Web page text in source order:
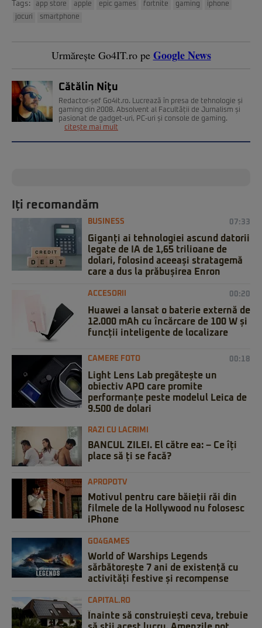
Tags: app store apple epic games fortnite gaming
iphone
jocuri
smartphone
Urmărește Go4IT.ro pe Google News
Cătălin Niţu
Redactor-șef Go4it.ro. Lucrează în presa de tehnologie și
gaming din 2008. Absolvent al Facultății de Jurnalism și
pasionat de gadget-uri, PC-uri și console de gaming.
citește mai mult
Iți recomandăm
BUSINESS 07:33
Giganți ai tehnologiei ascund datorii
legate de IA de 1,65 trilioane de
dolari, folosind aceeași stratagemă
care a dus la prăbușirea Enron
ACCESORII 00:20
Huawei a lansat o baterie externă de
12.000 mAh cu încărcare de 100 W și
funcții inteligente de localizare
CAMERE FOTO 00:18
Light Lens Lab pregătește un
obiectiv APO care promite
performanțe peste modelul Leica de
9.500 de dolari
RAZI CU LACRIMI
BANCUL ZILEI. El către ea: – Ce îți
place să ți se facă?
APROPOTV
Motivul pentru care băieții răi din
filmele de la Hollywood nu folosesc
iPhone
GO4GAMES
World of Warships Legends
sărbătorește 7 ani de existență cu
activități festive și recompense
CAPITAL.RO
Înainte să construiești ceva, trebuie